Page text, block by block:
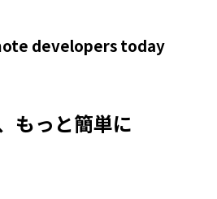
developerstoday
もっと簡単に